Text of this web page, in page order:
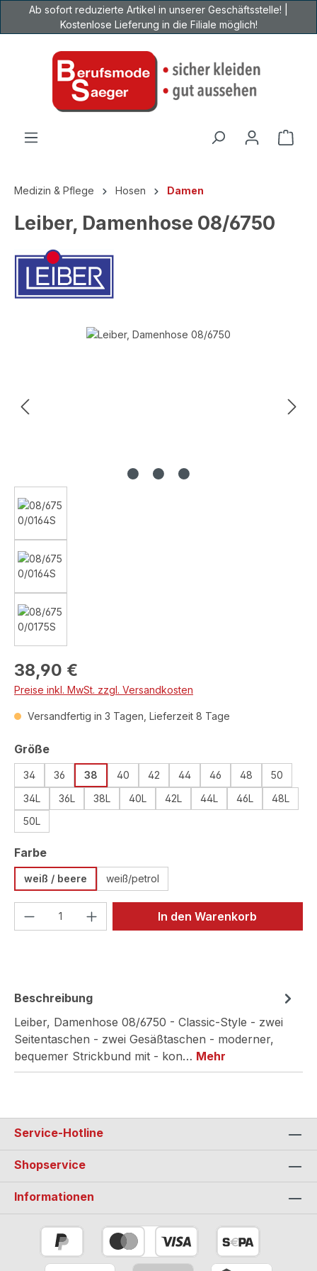
Zum Hauptinhalt springen
Ab sofort reduzierte Artikel in unserer Geschäftsstelle! |
Kostenlose Lieferung in die Filiale möglich!
Medizin & Pflege Hosen Damen
Leiber, Damenhose 08/6750
Bildergalerie überspringen
Regulärer Preis:
38,90 €
Preise inkl. MwSt. zzgl. Versandkosten
Versandfertig in 3 Tagen, Lieferzeit 8 Tage
Größeauswählen
34 36 38 40 42 44 46 48
50
34L
36L 38L 40L 42L 44L 46L
48L
50L
Farbeauswählen
weiß / beere weiß/petrol
Produkt Anzahl: Gib denIn den Warenkorb
Beschreibung
Leiber, Damenhose 08/6750 - Classic-Style - zwei
Seitentaschen - zwei Gesäßtaschen - moderner,
bequemer Strickbund mit - kon… Mehr
Service-Hotline
Shopservice
Informationen